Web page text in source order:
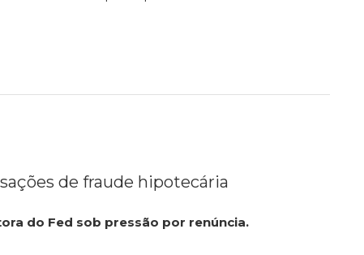
de fraude hipotecária
do Fed sob pressão por renúncia.